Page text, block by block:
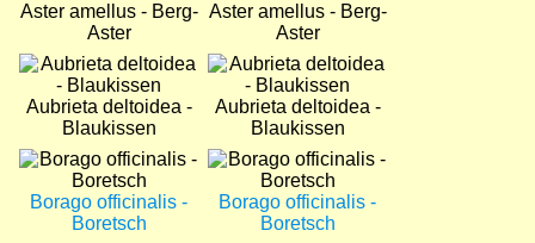
Aster amellus - Berg-
Aster
Aster amellus - Berg-
Aster
Bild
Aubrieta deltoidea -
Blaukissen
Bild
Aubrieta deltoidea -
Blaukissen
Bild
Borago officinalis -
Boretsch
Bild
Borago officinalis -
Boretsch